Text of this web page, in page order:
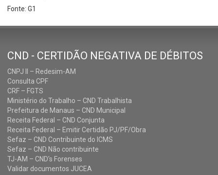
Fonte: G1
CND - CERTIDÃO NEGATIVA DE DÉBITOS
CNPJ II – Redesim-AM
Consulta CPF
CRF – FGTS
Ministério do Trabalho – CND Trabalhista
Prefeitura de Manaus – CND Municipal
Receita Federal – CND Conjunta
Receita Federal – Emitir Certidão PJ/PF/Obra
Sefaz – CND Contribuinte do ICMS
Sefaz – CND Não contribuinte
TJ-AM – CND's Forenses
Validar documentos JUCEA